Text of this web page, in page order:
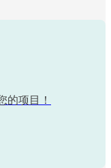
的项目！